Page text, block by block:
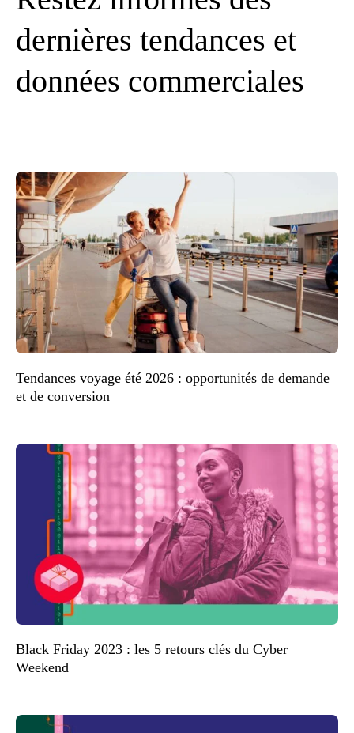
dernières tendances et
données commerciales
Tendances voyage été 2026 : opportunités de demande
et de conversion
Black Friday 2023 : les 5 retours clés du Cyber
Weekend